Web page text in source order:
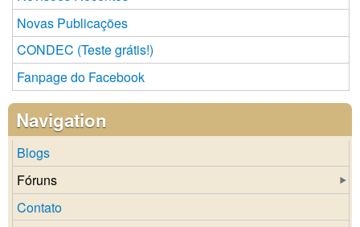
Novas Publicações
CONDEC (Teste grátis!)
Fanpage do Facebook
Navigation
Blogs
Fóruns
Contato